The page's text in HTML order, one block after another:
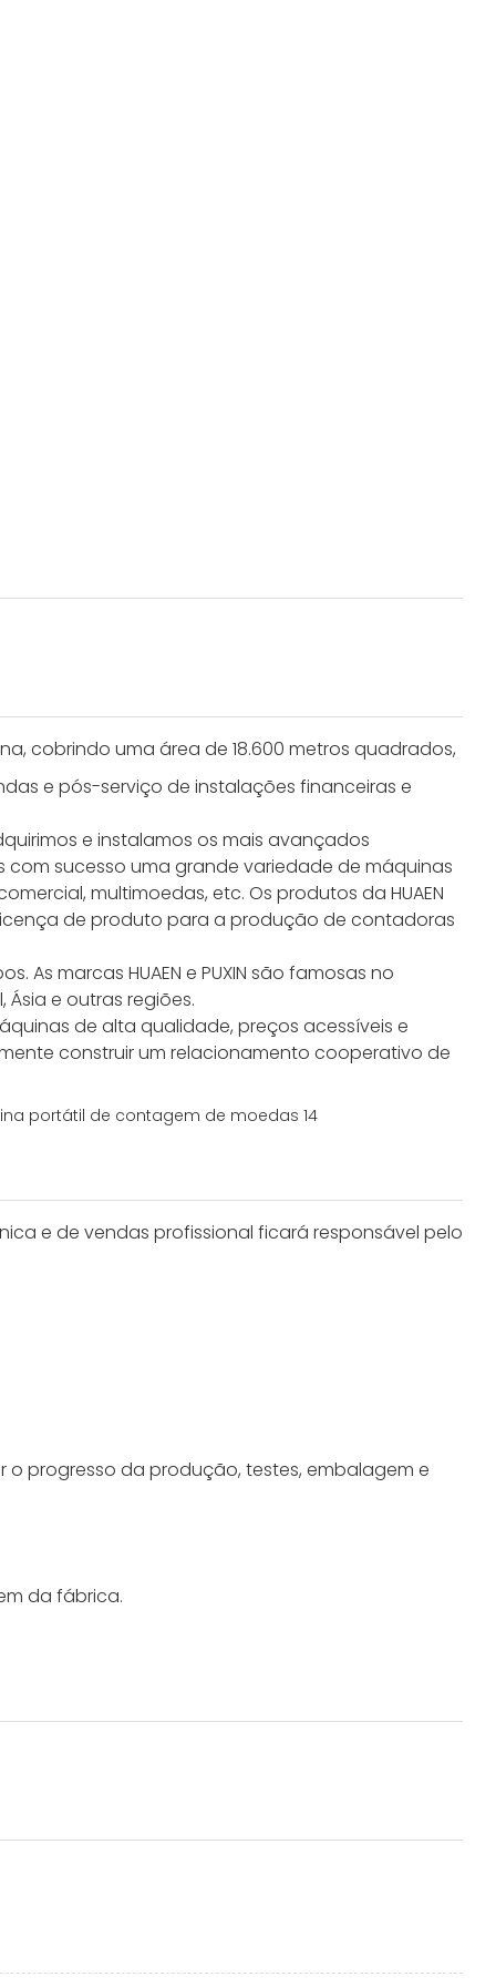
cobrindo uma área de 18.600 metros quadrados,
e pós-serviço de instalações financeiras e
e instalamos os mais avançados
sucesso uma grande variedade de máquinas
multimoedas, etc. Os produtos da HUAEN
licença de produto para a produção de contadoras
marcas HUAEN e PUXIN são famosas no
Ásia e outras regiões.
de alta qualidade, preços acessíveis e
construir um relacionamento cooperativo de
e de vendas profissional ficará responsável pelo
progresso da produção, testes, embalagem e
da fábrica.